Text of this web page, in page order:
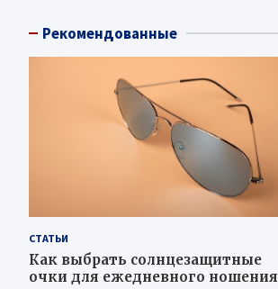
Рекомендованные
СТАТЬИ
Как выбрать солнцезащитные
очки для ежедневного ношения